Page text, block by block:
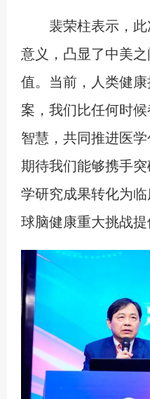
裴荣柱表示，此
意义，凸显了中美
值。当前，人类健
案，我们比任何时
智慧，共同推进医学
期待我们能够携手
学研究成果转化为
球脑健康重大挑战提